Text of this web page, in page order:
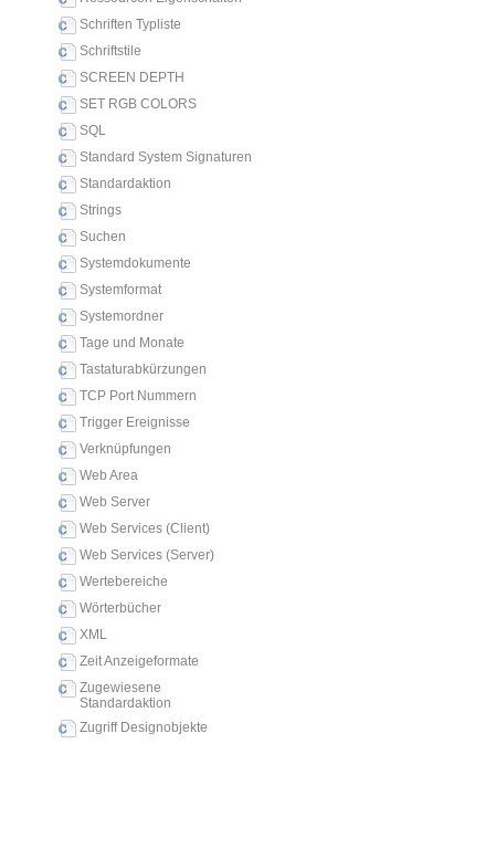
Schriften Typliste
Schriftstile
SCREEN DEPTH
SET RGB COLORS
SQL
Standard System Signaturen
Standardaktion
Strings
Suchen
Systemdokumente
Systemformat
Systemordner
Tage und Monate
Tastaturabkürzungen
TCP Port Nummern
Trigger Ereignisse
Verknüpfungen
Web Area
Web Server
Web Services (Client)
Web Services (Server)
Wertebereiche
Wörterbücher
XML
Zeit Anzeigeformate
Zugewiesene
Standardaktion
Zugriff Designobjekte